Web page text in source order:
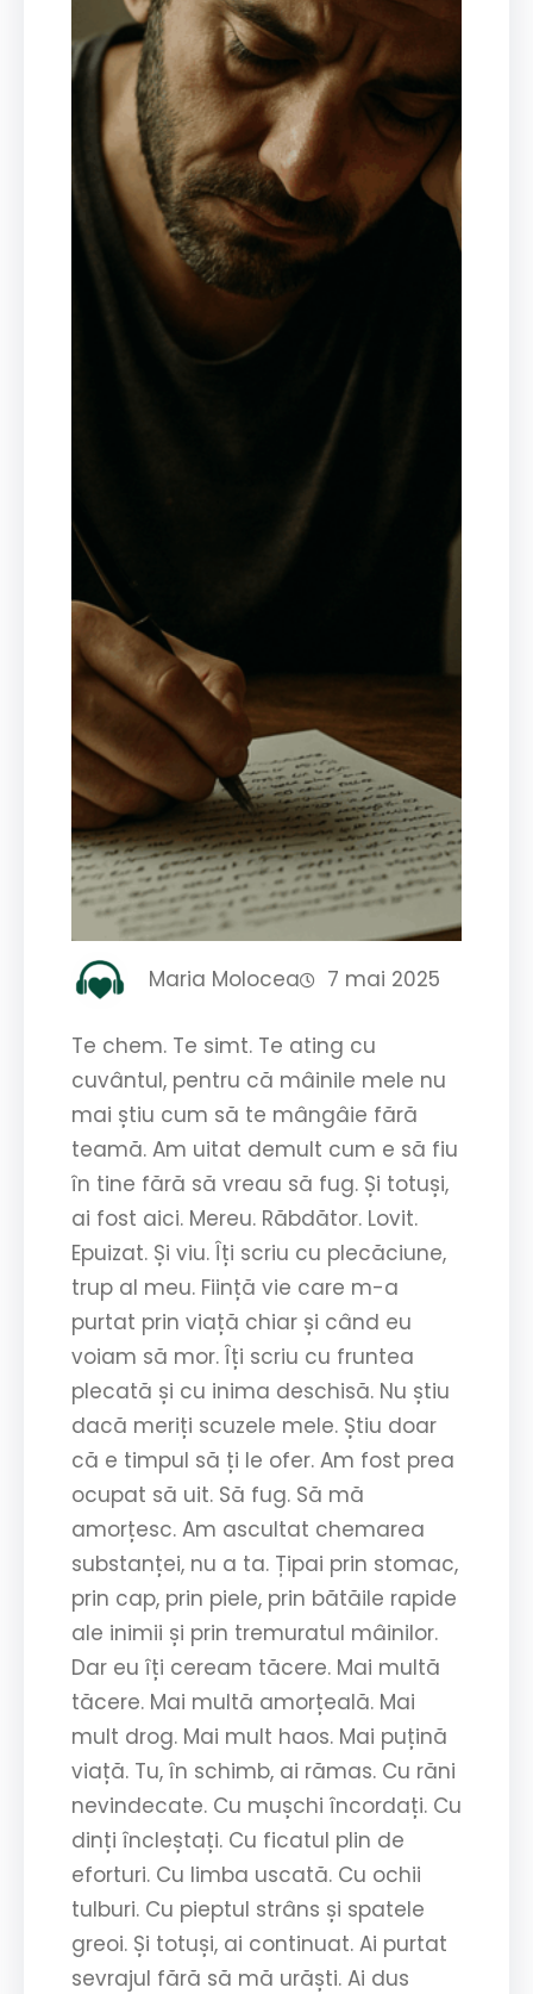
Maria Molocea 7 mai 2025
Te chem. Te simt. Te ating cu
cuvântul, pentru că mâinile mele nu
mai știu cum să te mângâie fără
teamă. Am uitat demult cum e să fiu
în tine fără să vreau să fug. Și totuși,
ai fost aici. Mereu. Răbdător. Lovit.
Epuizat. Și viu. Îți scriu cu plecăciune,
trup al meu. Ființă vie care m-a
purtat prin viață chiar și când eu
voiam să mor. Îți scriu cu fruntea
plecată și cu inima deschisă. Nu știu
dacă meriți scuzele mele. Știu doar
că e timpul să ți le ofer. Am fost prea
ocupat să uit. Să fug. Să mă
amorțesc. Am ascultat chemarea
substanței, nu a ta. Țipai prin stomac,
prin cap, prin piele, prin bătăile rapide
ale inimii și prin tremuratul mâinilor.
Dar eu îți ceream tăcere. Mai multă
tăcere. Mai multă amorțeală. Mai
mult drog. Mai mult haos. Mai puțină
viață. Tu, în schimb, ai rămas. Cu răni
nevindecate. Cu mușchi încordați. Cu
dinți încleștați. Cu ficatul plin de
eforturi. Cu limba uscată. Cu ochii
tulburi. Cu pieptul strâns și spatele
greoi. Și totuși, ai continuat. Ai purtat
sevrajul fără să mă urăști. Ai dus